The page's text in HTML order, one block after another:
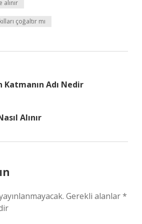
alınır
çoğaltır mı
Katmanın Adı Nedir
Alınır
Gerekli alanlar*